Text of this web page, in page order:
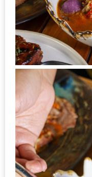
อ้วน
ติดต่อ
น้า
อ้วน
น้า
อ้วน
ชวน
คุย
นโยบาย
ความ